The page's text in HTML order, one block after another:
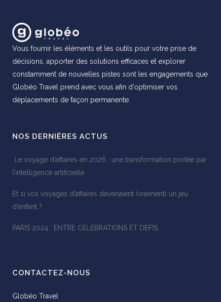
Vous fournir les éléments et les outils pour votre prise de
décisions, apporter des solutions efficaces et explorer
constamment de nouvelles pistes sont les engagements que
Globéo Travel prend avec vous afin d'optimiser vos
déplacements de façon permanente.
NOS DERNIÈRES ACTUS
Le voyage d’affaires en 2026 : une transformation portée par
l’intelligence artificielle
Et si vos voyages d’affaires devenaient (vraiment) un jeu
d’enfant ?
PARIS 2024 : ENTRE CELEBRATIONS ET DEFIS
CONTACTEZ-NOUS
Globéo Travel